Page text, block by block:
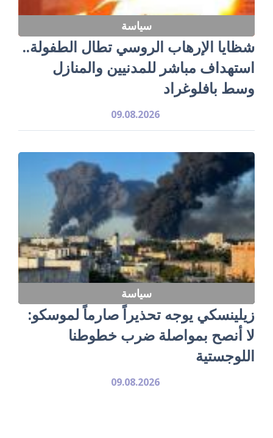
سياسة
شظايا الإرهاب الروسي تطال الطفولة..
استهداف مباشر للمدنيين والمنازل
وسط بافلوغراد
09.08.2026
سياسة
زيلينسكي يوجه تحذيراً صارماً لموسكو:
لا أنصح بمواصلة ضرب خطوطنا
اللوجستية
09.08.2026